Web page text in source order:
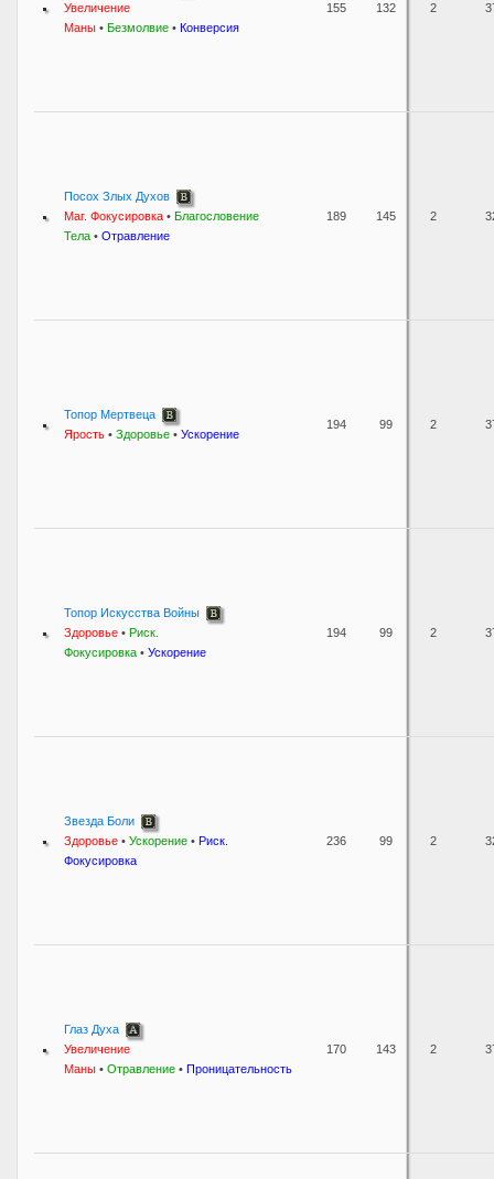
Увеличение
Маны • Безмолвие • Конверсия
155 132 2
Посох Злых Духов
Маг. Фокусировка • Благословение
Тела • Отравление
189 145 2
Топор Мертвеца
Ярость • Здоровье • Ускорение
194 99 2
Топор Искусства Войны
Здоровье • Риск.
Фокусировка • Ускорение
194 99 2
Звезда Боли
Здоровье • Ускорение • Риск.
Фокусировка
236 99 2
Глаз Духа
Увеличение
Маны • Отравление • Проницательность
170 143 2